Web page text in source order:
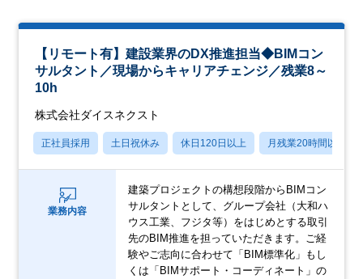
【リモート有】建設業界のDX推進担当◆BIMコン
サルタント／現場からキャリアチェンジ／残業8～
10h
株式会社ダイスネクスト
正社員採用 土日祝休み 休日120日以上 月残業20時間以内
業務内容
建築プロジェクトの構想段階からBIMコン
サルタントとして、グループ会社（大和ハ
ウス工業、フジタ等）をはじめとする取引
先のBIM推進を担っていただきます。ご経
験やご志向に合わせて「BIM標準化」もし
くは「BIMサポート・コーディネート」の